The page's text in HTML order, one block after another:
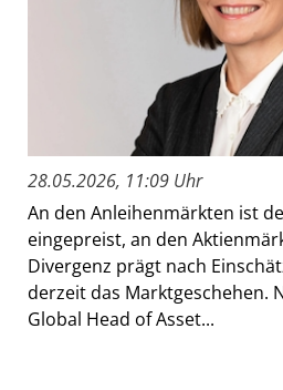
28.05.2026, 11:09 Uhr
An den Anleihenmärkten ist
eingepreist, an den
Divergenz prägt nach
derzeit das Marktgeschehen.
Global Head of Asset...